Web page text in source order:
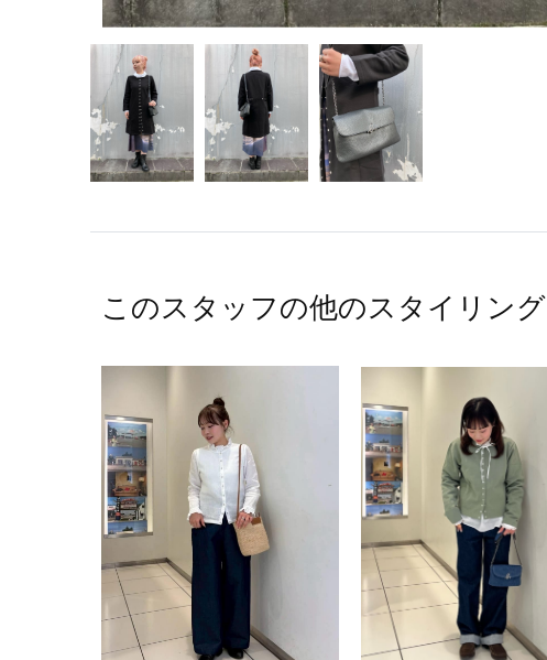
このスタッフの他のスタイリング